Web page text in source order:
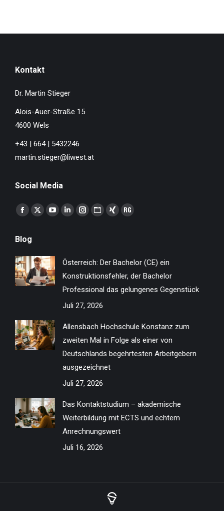
Kontakt
Dr. Martin Stieger
Alois-Auer-Straße 15
4600 Wels
+43 | 664 | 5432246
martin.stieger@liwest.at
Social Media
Finden Sie uns auf:
Facebook
opens
in
new
window
X
in
new
window
YouTube
in
new
window
Linkedin
new
window
Instagram
new
window
Website
new
window
XING
new
window
ResearchGate
new
window
Blog
Österreich: Der Bachelor (CE) ein
Konstruktionsfehler, der Bachelor
Professional das gelungenes Gegenstück
Juli 27, 2026
Allensbach Hochschule Konstanz zum
zweiten Mal in Folge als einer von
Deutschlands begehrtesten Arbeitgebern
ausgezeichnet
Juli 27, 2026
Das Kontaktstudium – akademische
Weiterbildung mit ECTS und echtem
Anrechnungswert
Juli 16, 2026